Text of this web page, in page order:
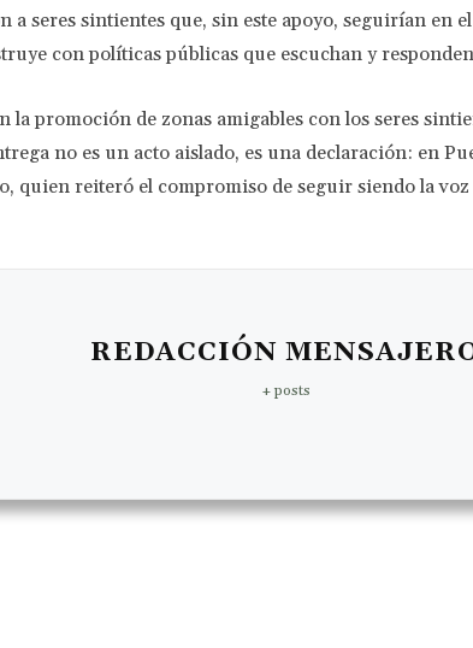
a seres sintientes que, sin este apoyo, seguirían en
con políticas públicas que escuchan y
la promoción de zonas amigables con los seres
no es un acto aislado, es una declaración: en
quien reiteró el compromiso de seguir siendo la
REDACCIÓN
+ posts